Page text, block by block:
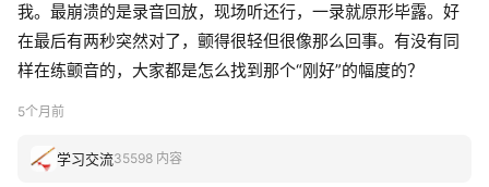
我。最崩溃的是录音回放，现场听还行，一录就原形毕露。好
在最后有两秒突然对了，颤得很轻但很像那么回事。有没有同
样在练颤音的，大家都是怎么找到那个“刚好”的幅度的？
5个月前
学习交流35598 内容